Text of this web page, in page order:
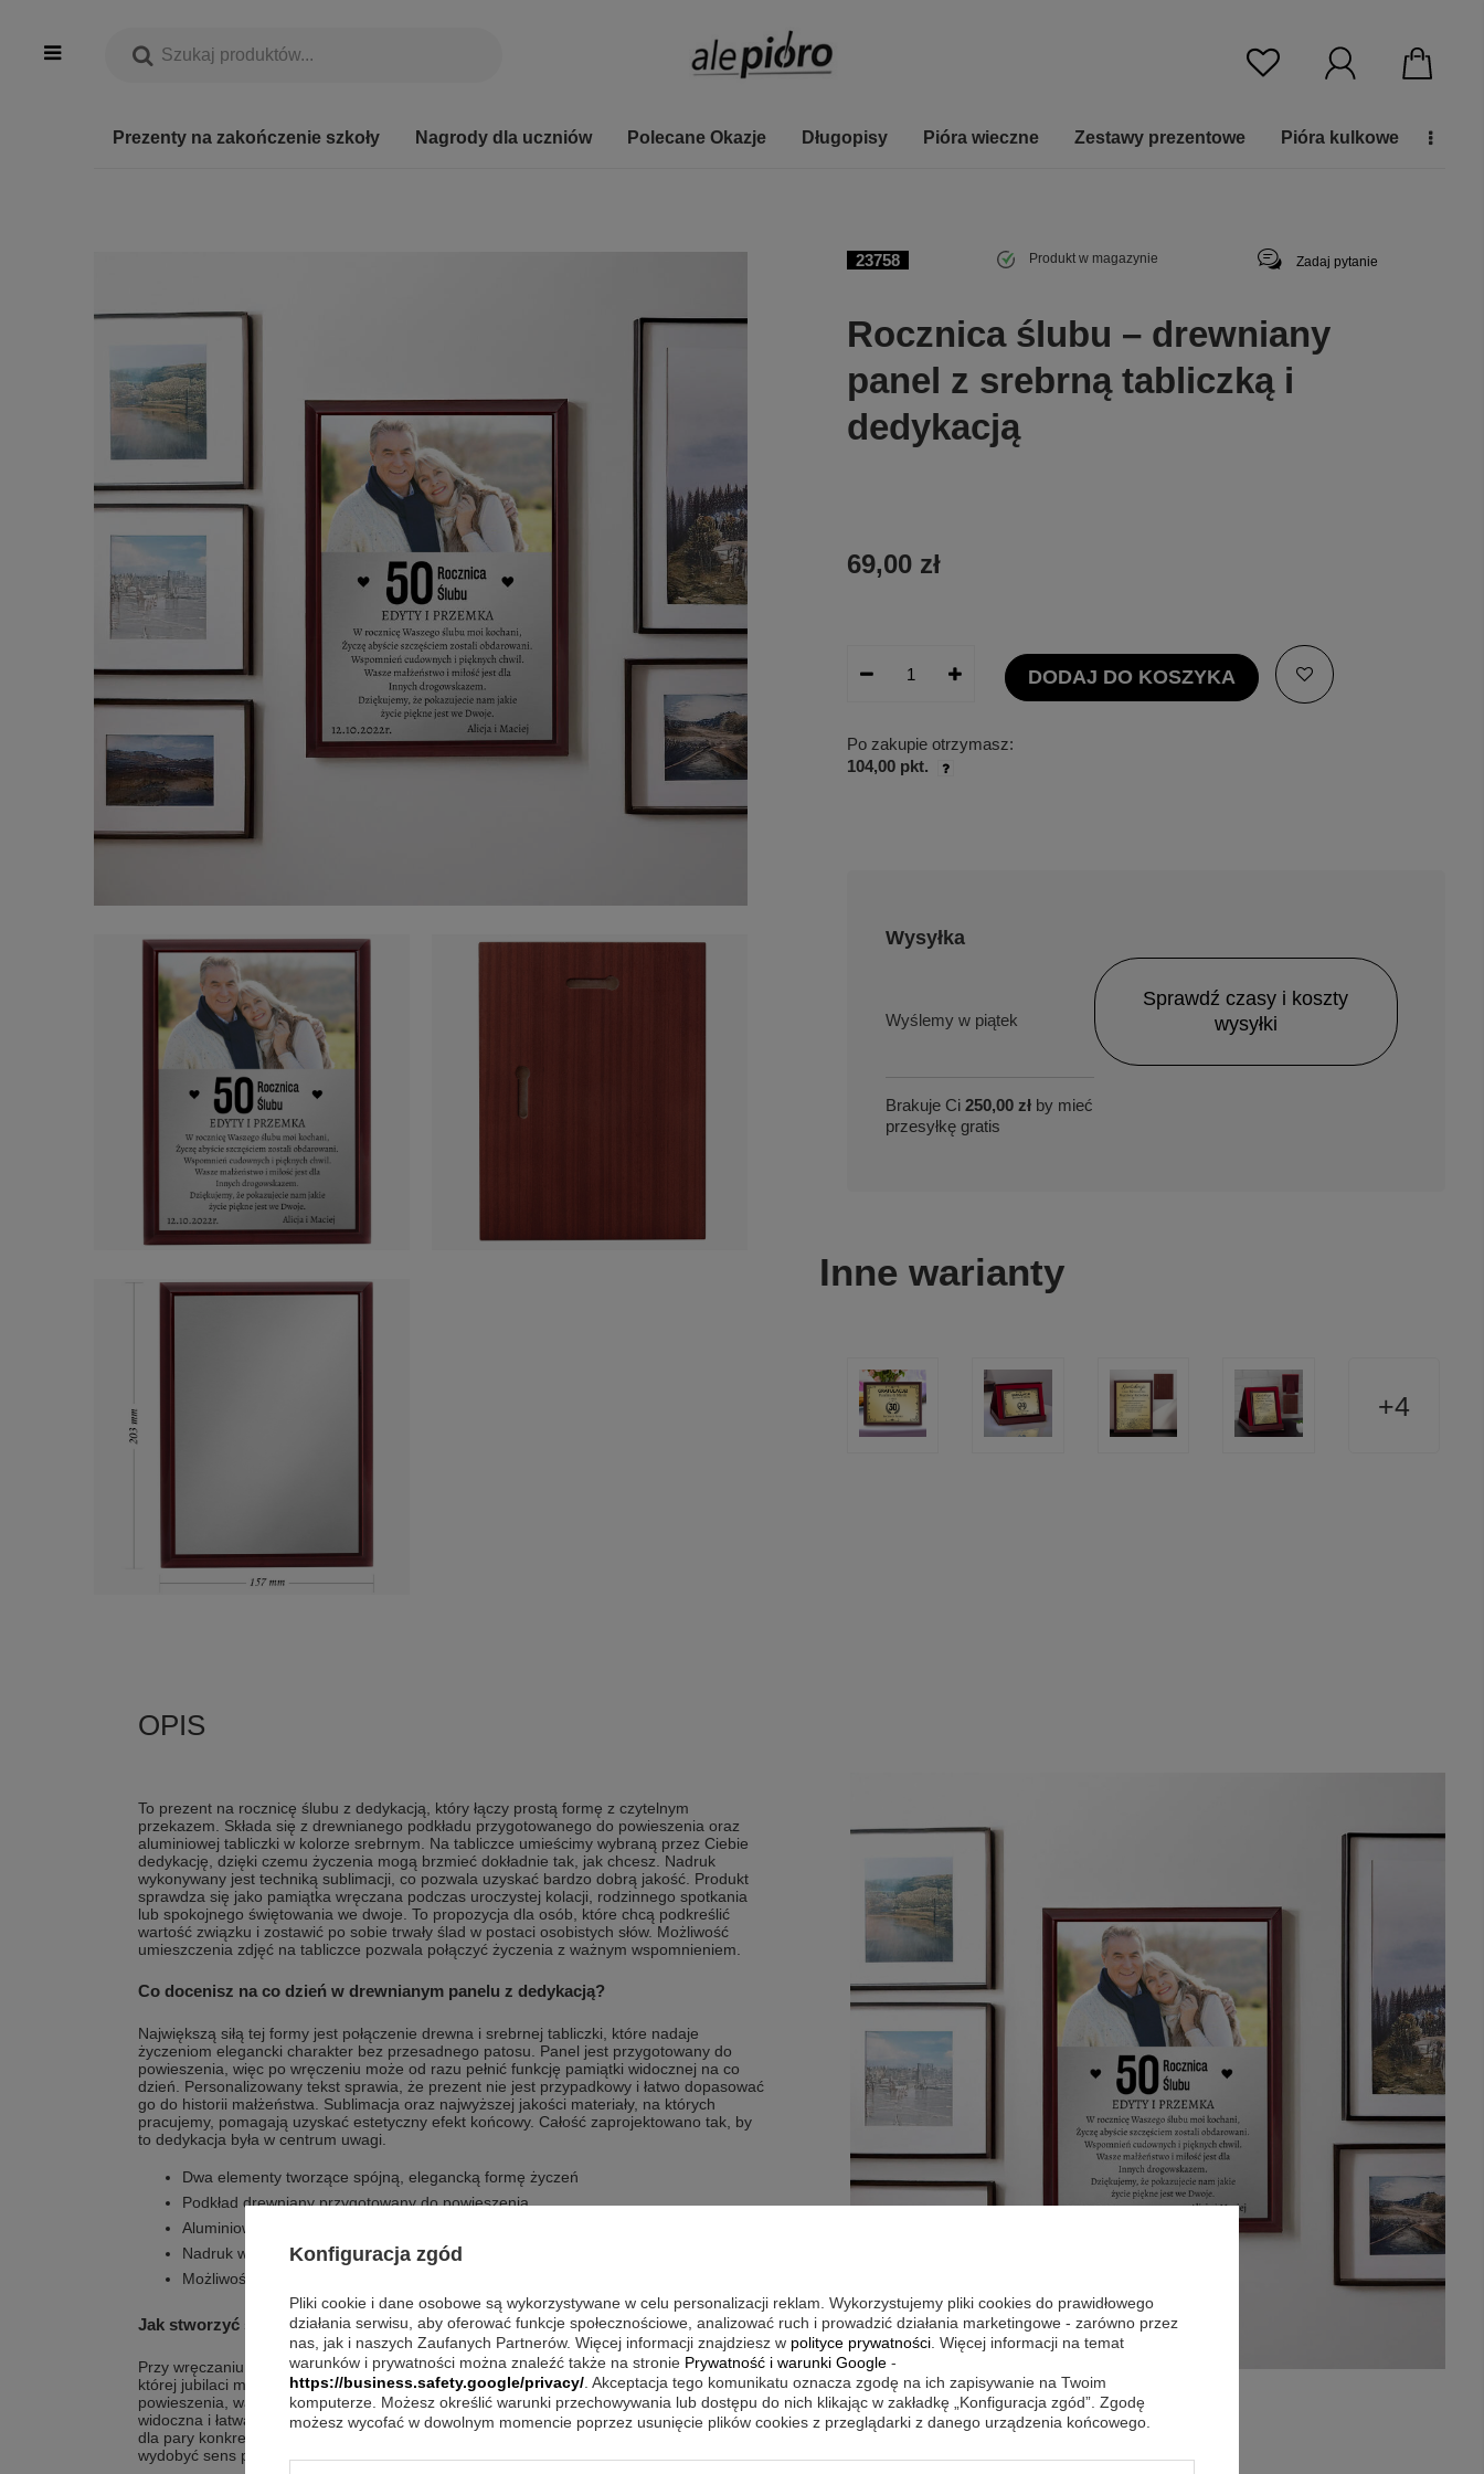
Prezenty na zakończenie szkoły Nagrody dla uczniów Polecane Okazje Długopisy Pióra wieczne Zestawy prezentowe Pióra kulkowe
23758 Produkt w magazynie Zadaj pytanie
Rocznica ślubu – drewniany
panel z srebrną tabliczką i
dedykacją
69,00 zł
DODAJ DO KOSZYKA
Po zakupie otrzymasz:
104,00 pkt.
Wysyłka
w piątek
Brakuje Ci 250,00 zł by mieć
przesyłkę gratis
Sprawdź czasy i koszty
wysyłki
Inne warianty
4
To prezent na rocznicę ślubu z dedykacją, który łączy prostą formę z czytelnym
przekazem. Składa się z drewnianego podkładu przygotowanego do powieszenia oraz
aluminiowej tabliczki w kolorze srebrnym. Na tabliczce umieścimy wybraną przez Ciebie
dedykację, dzięki czemu życzenia mogą brzmieć dokładnie tak, jak chcesz. Nadruk
wykonywany jest techniką sublimacji, co pozwala uzyskać bardzo dobrą jakość. Produkt
sprawdza się jako pamiątka wręczana podczas uroczystej kolacji, rodzinnego spotkania
lub spokojnego świętowania we dwoje. To propozycja dla osób, które chcą podkreślić
wartość związku i zostawić po sobie trwały ślad w postaci osobistych słów. Możliwość
umieszczenia zdjęć na tabliczce pozwala połączyć życzenia z ważnym wspomnieniem.
Co docenisz na co dzień w drewnianym panelu z dedykacją?
Największą siłą tej formy jest połączenie drewna i srebrnej tabliczki, które nadaje
życzeniom elegancki charakter bez przesadnego patosu. Panel jest przygotowany do
powieszenia, więc po wręczeniu może od razu pełnić funkcję pamiątki widocznej na co
dzień. Personalizowany tekst sprawia, że prezent nie jest przypadkowy i łatwo dopasować
go do historii małżeństwa. Sublimacja oraz najwyższej jakości materiały, na których
pracujemy, pomagają uzyskać estetyczny efekt końcowy. Całość zaprojektowano tak, by
to dedykacja była w centrum uwagi.
Dwa elementy tworzące spójną, elegancką formę życzeń
Podkład drewniany przygotowany do powieszenia
Aluminiowa tabliczka w kolorze srebrnym jako miejsce na treść
Nadruk wykonywany techniką sublimacji
Możliwość umieszczenia zdjęć na tabliczce
Jak stworzyć spójny, elegancki efekt?
Przy wręczaniu najlepiej postawić na prostotę: kilka zdań od serca i spokojna chwila, w
której jubilaci mogą przeczytać dedykację. Ponieważ podkład jest przygotowany do
powieszenia, warto od razu pomyśleć o miejscu, w którym pamiątka będzie dobrze
widoczna i łatwa do odczytania. Jeśli decydujesz się na zdjęcia, wybierz takie, które mają
dla pary konkretne znaczenie i dobrze kojarzą się z wspólną drogą. Taka oprawa pomaga
wydobyć sens prezentu bez dopowiadania zbędnych historii.
Konfiguracja zgód
Pliki cookie i dane osobowe są wykorzystywane w celu personalizacji reklam. Wykorzystujemy pliki cookies do prawidłowego
działania serwisu, aby oferować funkcje społecznościowe, analizować ruch i prowadzić działania marketingowe - zarówno przez
nas, jak i naszych Zaufanych Partnerów. Więcej informacji znajdziesz w polityce prywatności . Więcej informacji na temat
warunków i prywatności można znaleźć także na stronie Prywatność i warunki Google -
https://business.safety.google/privacy/ . Akceptacja tego komunikatu oznacza zgodę na ich zapisywanie na Twoim
komputerze. Możesz określić warunki przechowywania lub dostępu do nich klikając w zakładkę „Konfiguracja zgód”. Zgodę
możesz wycofać w dowolnym momencie poprzez usunięcie plików cookies z przeglądarki z danego urządzenia końcowego.